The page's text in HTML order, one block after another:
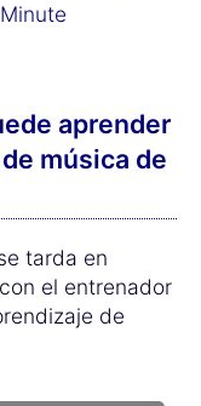
aprender
música de
tarda en
el entrenador
de